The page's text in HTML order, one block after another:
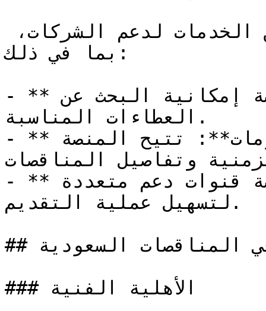
بما في ذلك:
- **تصفية الفرص**: توفر المنصة إمكانية البحث عن
العطاءات المناسبة.
- **سرعة الوصول إلى المعلومات**: تتيح المنصة
وتفاصيل المناقصات.
- **الدعم الفني**: تقدم المنصة قنوات دعم متعددة
لتسهيل عملية التقديم.
## الشروط العامة للمشاركة في المناقصات السعودية
### الأهلية الفنية